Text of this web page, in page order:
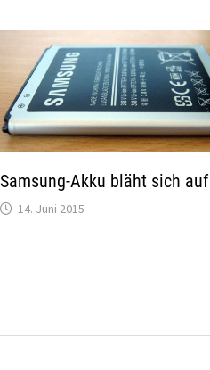
Samsung-Akku bläht sich auf
14. Juni 2015